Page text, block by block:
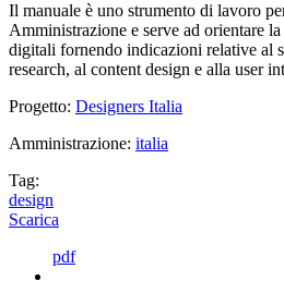
Il manuale è uno strumento di lavoro
Amministrazione e serve ad orientare
digitali fornendo indicazioni relative al
research, al content design e alla user
Progetto: Designers Italia
Amministrazione: italia
Tag:
design
Scarica
pdf